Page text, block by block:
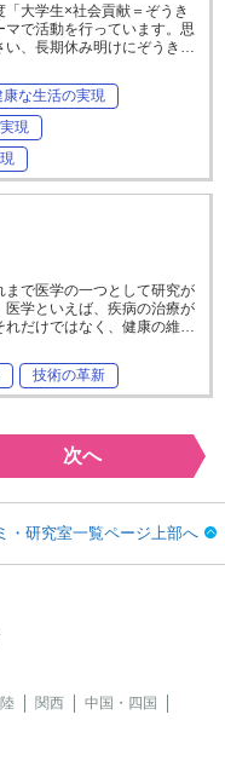
大学生×社会貢献＝ぞうき
マで活動を行っています。思
い、長期休み明けにぞうき…
康な生活の実現
現
まで医学の一つとして研究が
医学といえば、疾病の治療が
れだけではなく、健康の維…
技術の革新
次へ
・研究室一覧ページ上部へ
関西
中国・四国